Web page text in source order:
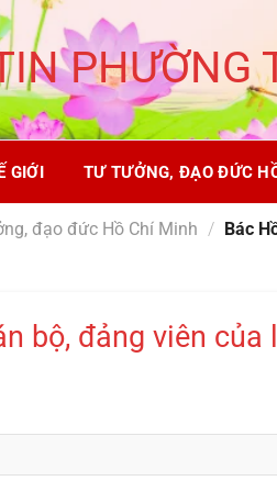
PHƯỜNG
GIỚI TƯ TƯỞNG, ĐẠO ĐỨC
đạo đức Hồ Chí Minh / Bác
bộ, đảng viên của